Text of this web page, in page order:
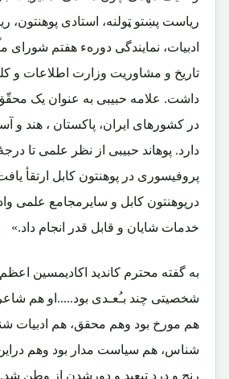
ریاست پښتو ټولنه، استادی پوهنتون،
ادبیات، نمایندگی دورهء هفتم
تاریخ و مشاوریت وزارت اطلاعات و
داشت. علامه حبیبی به عنوان یک محقّق
در کشورهای ایران، پاکستان ، هند و
دارد. پوهاند حبیبی از نظر علمی تا
پروفیسوری در پوهنتون کابل ارتقأ
درپوهنتون کابل و سایرمجامع علمی
خدمات شایان و قابل قدر انجام داد.»
به گفته محترم کاندید اکادیمسین
شخصیتی چند بـُعـدی بود.....او هم
هم مورخ بود وهم محقق، هم ادبیات
شناس، هم سیاست مدار بود وهم
رنج و درد تبعید و دورشدن از وطن